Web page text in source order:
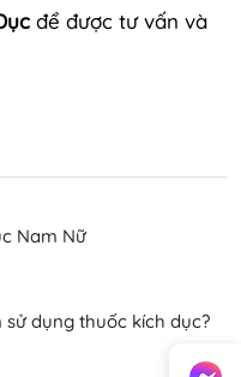
để được tư vấn và
Nam Nữ
sử dụng thuốc kích dục?